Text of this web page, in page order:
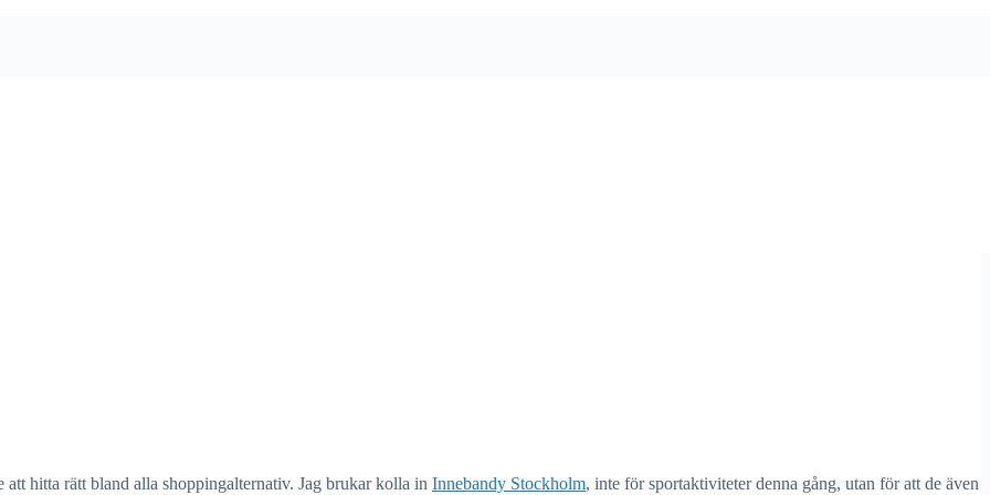
känns som att det alltid är så mycket att välja mellan och jag blir nästan förvirrad. Är det någon som har koll på var man hittar både de
några shoppinggator, men jag vill verkligen hitta något utöver det vanliga, något som inte är så turistigt. Har du några tips på gömda
hitta rätt bland alla shoppingalternativ. Jag brukar kolla in Innebandy Stockholm, inte för sportaktiviteter denna gång, utan för att de även